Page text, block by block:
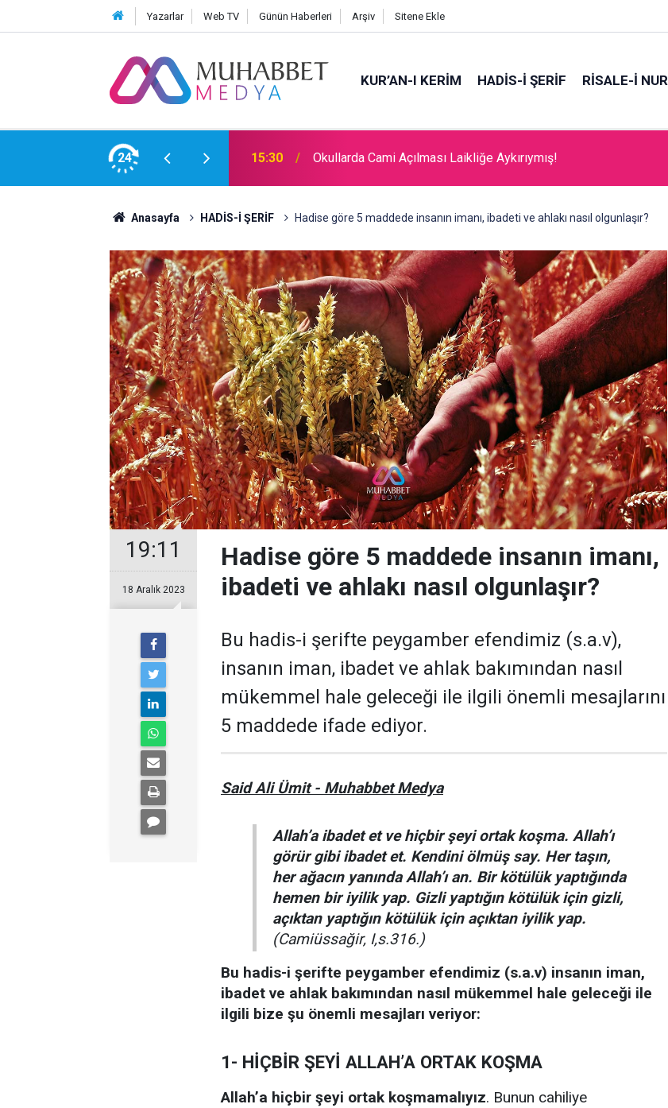
Yazarlar Web TV Günün Haberleri Arşiv Sitene Ekle
KUR’AN-I KERİM HADİS-İ ŞERİF RİSALE-İ NUR
24 15:30 Okullarda Cami Açılması Laikliğe Aykırıymış!
Anasayfa HADİS-İ ŞERİF Hadise göre 5 maddede insanın imanı, ibadeti ve ahlakı nasıl olgunlaşır?
19:11
18 Aralık 2023
Hadise göre 5 maddede insanın imanı,
ibadeti ve ahlakı nasıl olgunlaşır?
Bu hadis-i şerifte peygamber efendimiz (s.a.v),
insanın iman, ibadet ve ahlak bakımından nasıl
mükemmel hale geleceği ile ilgili önemli mesajlarını
5 maddede ifade ediyor.
Said Ali Ümit - Muhabbet Medya
Allah’a ibadet et ve hiçbir şeyi ortak koşma. Allah’ı
görür gibi ibadet et. Kendini ölmüş say. Her taşın,
her ağacın yanında Allah’ı an. Bir kötülük yaptığında
hemen bir iyilik yap. Gizli yaptığın kötülük için gizli,
açıktan yaptığın kötülük için açıktan iyilik yap.
(Camiüssağir, I,s.316.)
Bu hadis-i şerifte peygamber efendimiz (s.a.v) insanın iman,
ibadet ve ahlak bakımından nasıl mükemmel hale geleceği ile
ilgili bize şu önemli mesajları veriyor:
1- HİÇBİR ŞEYİ ALLAH’A ORTAK KOŞMA
Allah’a hiçbir şeyi ortak koşmamalıyız. Bunun cahiliye